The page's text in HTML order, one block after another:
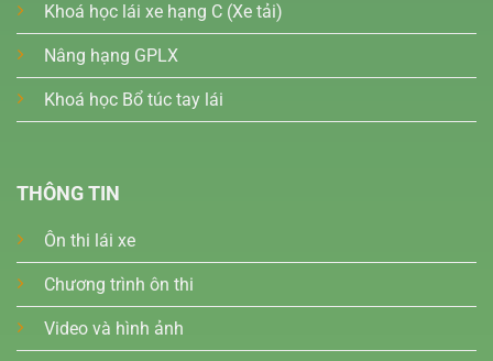
Khoá học lái xe hạng C (Xe tải)
Nâng hạng GPLX
Khoá học Bổ túc tay lái
THÔNG TIN
Ôn thi lái xe
Chương trình ôn thi
Video và hình ảnh